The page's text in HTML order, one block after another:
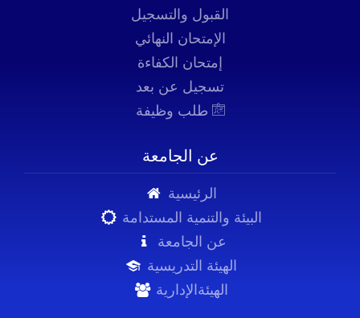
القبول والتسجيل
الإمتحان النهائي
إمتحان الكفاءة
تسجيل عن بعد
عن الجامعة
الرئيسية
البيئة والتنمية المستدامة
عن الجامعة
الهيئة التدريسية
الهيئةالإدارية